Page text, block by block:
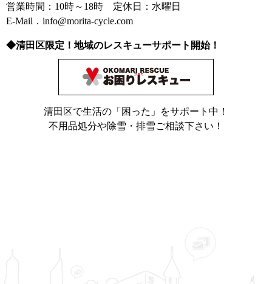
営業時間：10時～18時 定休日：水曜日
E-Mail．info@morita-cycle.com
◆清田区限定！地域のレスキューサポート開始！
清田区で生活の「困った」をサポート中！
不用品処分や除雪・排雪ご相談下さい！